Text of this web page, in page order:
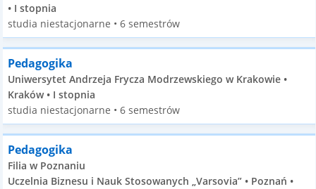
• I stopnia
studia niestacjonarne • 6 semestrów
Pedagogika
Uniwersytet Andrzeja Frycza Modrzewskiego w Krakowie •
Kraków • I stopnia
studia niestacjonarne • 6 semestrów
Pedagogika
Filia w Poznaniu
Uczelnia Biznesu i Nauk Stosowanych „Varsovia” • Poznań •